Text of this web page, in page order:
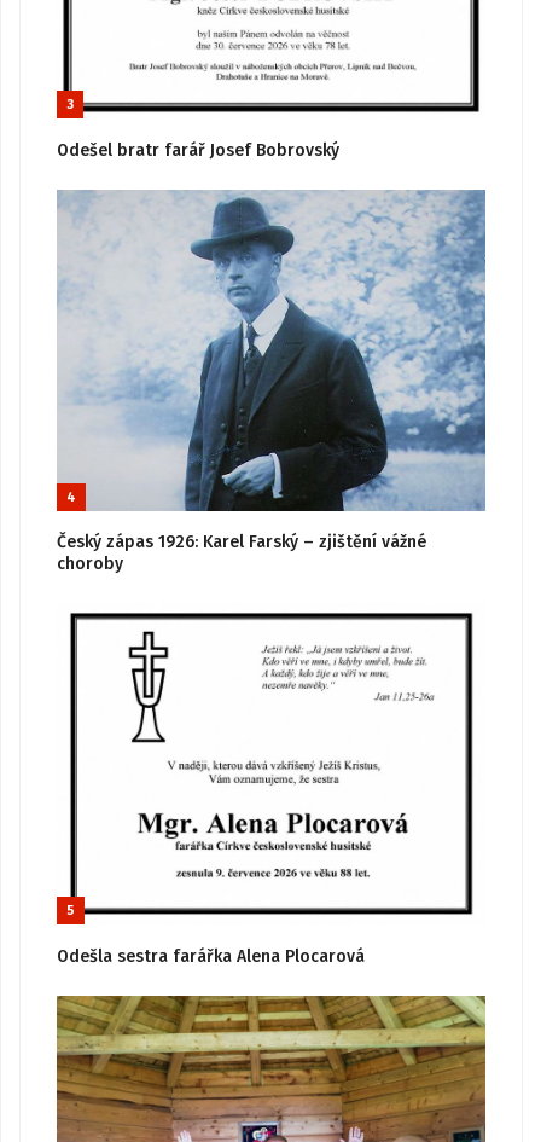
3
Odešel bratr farář Josef Bobrovský
4
Český zápas 1926: Karel Farský – zjištění vážné
choroby
5
Odešla sestra farářka Alena Plocarová